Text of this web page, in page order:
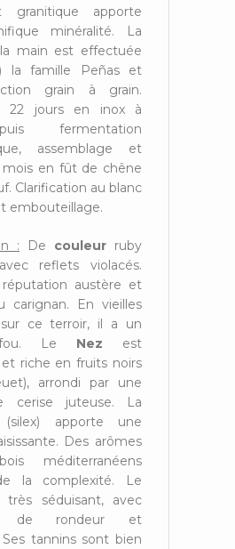
granitique apporte
minéralité. La
main est effectuée
la famille Peñas et
grain à grain.
22 jours en inox à
fermentation
assemblage et
mois en fût de chêne
Clarification au blanc
embouteillage.
: De couleur ruby
reflets violacés.
austère et
carignan. En vieilles
ce terroir, il a un
fou. Le Nez est
riche en fruits noirs
arrondi par une
cerise juteuse. La
(silex) apporte une
Des arômes
méditerranéens
la complexité. Le
très séduisant, avec
de rondeur et
Ses tannins sont bien